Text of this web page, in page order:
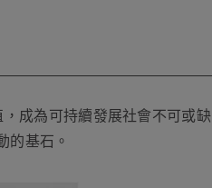
成為可持續發展社會不可或缺
的基石。